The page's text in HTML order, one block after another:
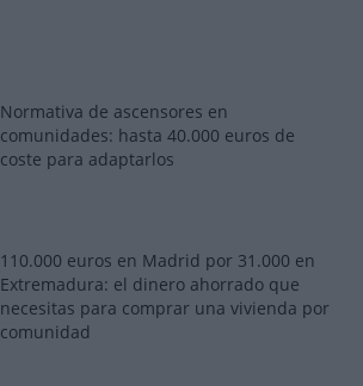
Normativa de ascensores en
comunidades: hasta 40.000 euros de
coste para adaptarlos
110.000 euros en Madrid por 31.000 en
Extremadura: el dinero ahorrado que
necesitas para comprar una vivienda por
comunidad